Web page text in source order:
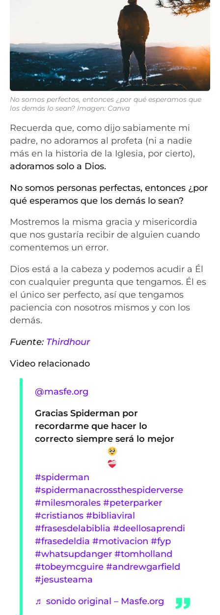
No somos perfectos, entonces ¿por qué esperamos que
los demás lo sean? Imagen: Canva
Recuerda que, como dijo sabiamente mi
padre, no adoramos al profeta (ni a nadie
más en la historia de la Iglesia, por cierto),
adoramos solo a Dios.
No somos personas perfectas, entonces ¿por
qué esperamos que los demás lo sean?
Mostremos la misma gracia y misericordia
que nos gustaría recibir de alguien cuando
comentemos un error.
Dios está a la cabeza y podemos acudir a Él
con cualquier pregunta que tengamos. Él es
el único ser perfecto, así que tengamos
paciencia con nosotros mismos y con los
demás.
Fuente: Thirdhour
Video relacionado
@masfe.org
Gracias Spiderman por
recordarme que hacer lo
correcto siempre será lo mejor
#spiderman
#spidermanacrossthespiderverse
#milesmorales #peterparker
#cristianos #bibliaviral
#frasesdelabiblia #deellosaprendi
#frasedeldia #motivacion #fyp
#whatsupdanger #tomholland
#tobeymcguire #andrewgarfield
#jesusteama
♬ sonido original – Masfe.org